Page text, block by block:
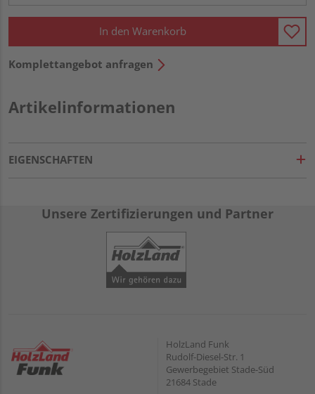
In den Warenkorb
Komplettangebot anfragen
Artikelinformationen
EIGENSCHAFTEN
Unsere Zertifizierungen und Partner
HolzLand Funk
Rudolf-Diesel-Str. 1
Gewerbegebiet Stade-Süd
21684 Stade